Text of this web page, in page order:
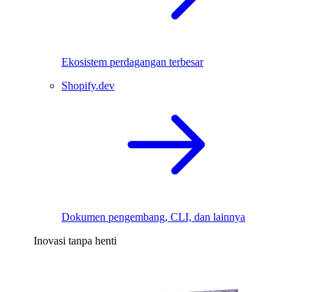
Ekosistem perdagangan terbesar
Shopify.dev
Dokumen pengembang, CLI, dan lainnya
Inovasi tanpa henti